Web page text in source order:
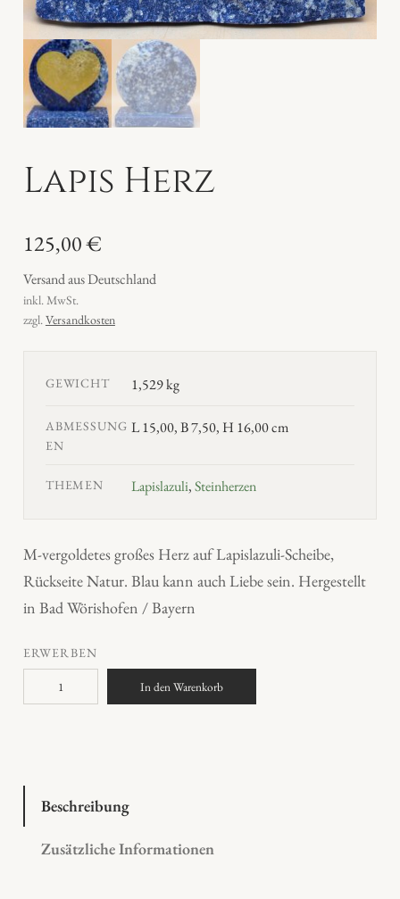
Lapis Herz
125,00€
Versand aus Deutschland
inkl. MwSt.
zzgl.Versandkosten
GEWICHT 1,529 kg
ABMESSUNG
EN
L 15,00, B 7,50, H 16,00 cm
THEMEN Lapislazuli,Steinherzen
M-vergoldetes großes Herz auf Lapislazuli-Scheibe,
Rückseite Natur. Blau kann auch Liebe sein. Hergestellt
in Bad Wörishofen / Bayern
ERWERBEN
a
e
In den Warenkorb
Beschreibung
Zusätzliche Informationen